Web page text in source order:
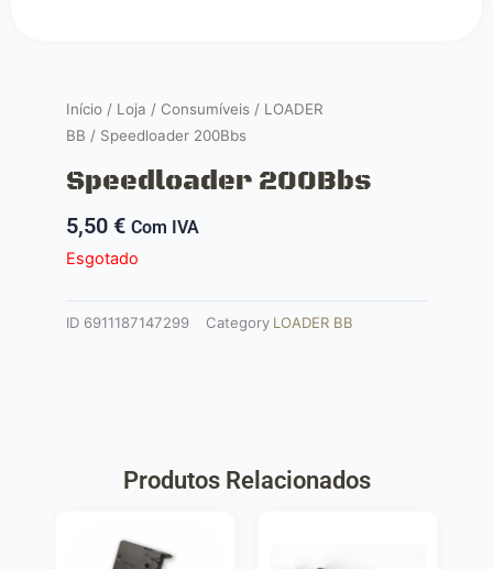
Início / Loja / Consumíveis / LOADER
BB / Speedloader 200Bbs
Speedloader 200Bbs
5,50 € Com IVA
Esgotado
ID 6911187147299 Category LOADER BB
Produtos Relacionados